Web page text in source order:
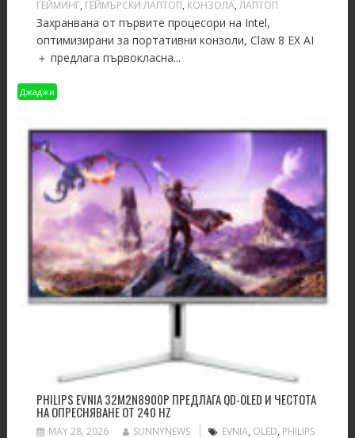
ГЕЙМИНГ, ГЕЙМЪРСКИ ЛАПТОП, КОНЗОЛА,ЛАПТОП
Захранвана от първите процесори на Intel,
оптимизирани за портативни конзоли, Claw 8 EX AI
＋ предлага първокласна...
Джаджи
PHILIPS EVNIA 32M2N8900P ПРЕДЛАГА QD-OLED И ЧЕСТОТА
НА ОПРЕСНЯВАНЕ ОТ 240 HZ
MAY 28, 2026 SUNNYNEWS EVNIA, OLED, PHILIPS